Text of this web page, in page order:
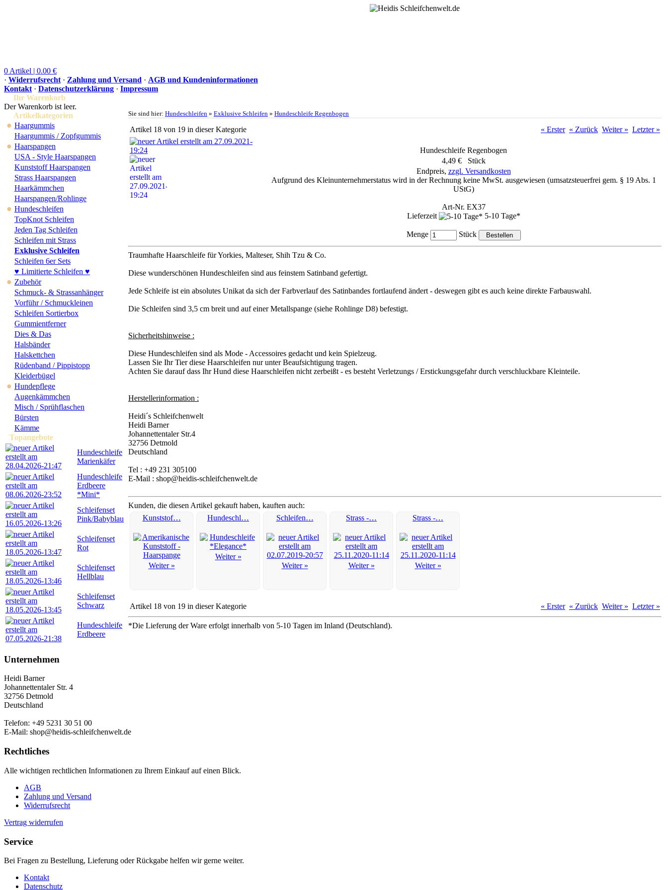
0 Artikel | 0.00 €
· Widerrufsrecht · Zahlung und Versand · AGB und Kundeninformationen
Kontakt · Datenschutzerklärung · Impressum
Ihr Warenkorb
Der Warenkorb ist leer.
Artikelkategorien
● Haargummis
Haargummis / Zopfgummis
● Haarspangen
USA - Style Haarspangen
Kunststoff Haarspangen
Strass Haarspangen
Haarkämmchen
Haarspangen/Rohlinge
● Hundeschleifen
TopKnot Schleifen
Jeden Tag Schleifen
Schleifen mit Strass
Exklusive Schleifen
Schleifen 6er Sets
♥ Limitierte Schleifen ♥
● Zubehör
Schmuck- & Strassanhänger
Vorführ / Schmuckleinen
Schleifen Sortierbox
Gummientferner
Dies & Das
Halsbänder
Halskettchen
Rüdenband / Pippistopp
Kleiderbügel
● Hundepflege
Augenkämmchen
Misch / Sprühflaschen
Bürsten
Kämme
Topangebote
Hundeschleife
Marienkäfer
Hundeschleife
Erdbeere
*Mini*
Schleifenset
Pink/Babyblau
Schleifenset
Rot
Schleifenset
Hellblau
Schleifenset
Schwarz
Hundeschleife
Erdbeere
Sie sind hier: Hundeschleifen » Exklusive Schleifen » Hundeschleife Regenbogen
Artikel 18 von 19 in dieser Kategorie « Erster « Zurück Weiter » Letzter »
Hundeschleife Regenbogen
4,49 € Stück
Endpreis, zzgl. Versandkosten
Aufgrund des Kleinunternehmerstatus wird in der Rechnung keine MwSt. ausgewiesen (umsatzsteuerfrei gem. § 19 Abs. 1
UStG)
Art-Nr. EX37
Lieferzeit
5-10 Tage*
Menge Stück
Traumhafte Haarschleife für Yorkies, Malteser, Shih Tzu & Co.
Diese wunderschönen Hundeschleifen sind aus feinstem Satinband gefertigt.
Jede Schleife ist ein absolutes Unikat da sich der Farbverlauf des Satinbandes fortlaufend ändert - deswegen gibt es auch keine direkte Farbauswahl.
Die Schleifen sind 3,5 cm breit und auf einer Metallspange (siehe Rohlinge D8) befestigt.
Sicherheitshinweise :
Diese Hundeschleifen sind als Mode - Accessoires gedacht und kein Spielzeug.
Lassen Sie Ihr Tier diese Haarschleifen nur unter Beaufsichtigung tragen.
Achten Sie darauf dass Ihr Hund diese Haarschleifen nicht zerbeißt - es besteht Verletzungs / Erstickungsgefahr durch verschluckbare Kleinteile.
Herstellerinformation :
Heidi´s Schleifchenwelt
Heidi Barner
Johannettentaler Str.4
32756 Detmold
Deutschland
Tel : +49 231 305100
E-Mail : shop@heidis-schleifchenwelt.de
Kunden, die diesen Artikel gekauft haben, kauften auch:
Kunststof…
Weiter »
Hundeschl…
Weiter »
Schleifen…
Weiter »
Strass -…
Weiter »
Strass -…
Weiter »
Artikel 18 von 19 in dieser Kategorie « Erster « Zurück Weiter » Letzter »
*Die Lieferung der Ware erfolgt innerhalb von 5-10 Tagen im Inland (Deutschland).
Unternehmen
Heidi Barner
Johannettentaler Str. 4
32756 Detmold
Deutschland
Telefon: +49 5231 30 51 00
E-Mail: shop@heidis-schleifchenwelt.de
Rechtliches
Alle wichtigen rechtlichen Informationen zu Ihrem Einkauf auf einen Blick.
AGB
Zahlung und Versand
Widerrufsrecht
Vertrag widerrufen
Service
Bei Fragen zu Bestellung, Lieferung oder Rückgabe helfen wir gerne weiter.
Kontakt
Datenschutz